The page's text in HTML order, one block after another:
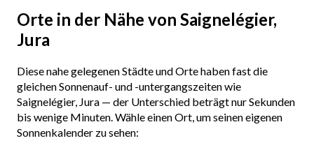
Orte in der Nähe von Saignelégier,
Jura
Diese nahe gelegenen Städte und Orte haben fast die
gleichen Sonnenauf- und -untergangszeiten wie
Saignelégier, Jura — der Unterschied beträgt nur Sekunden
bis wenige Minuten. Wähle einen Ort, um seinen eigenen
Sonnenkalender zu sehen: